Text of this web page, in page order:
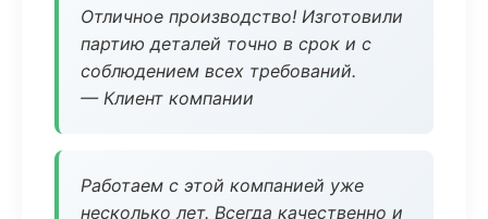
Отличное производство! Изготовили
партию деталей точно в срок и с
соблюдением всех требований.
— Клиент компании
Работаем с этой компанией уже
несколько лет. Всегда качественно и